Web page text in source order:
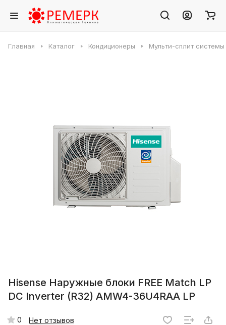
Главная Каталог Кондиционеры Мульти-сплит системы
Hisense Наружные блоки FREE Match LP
DC Inverter (R32) AMW4-36U4RAA LP
0 Нет отзывов